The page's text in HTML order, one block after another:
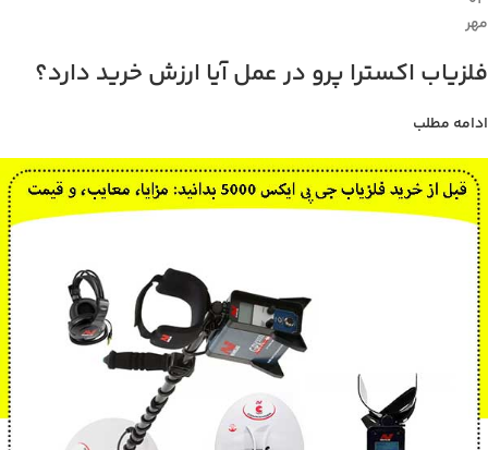
مهر
فلزیاب اکسترا پرو در عمل آیا ارزش خرید دارد؟
ادامه مطلب